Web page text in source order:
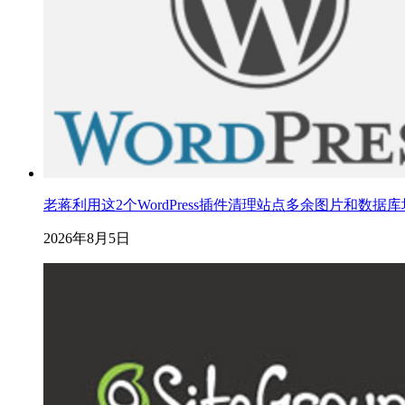
老蒋利用这2个WordPress插件清理站点多余图片和数据
2026年8月5日